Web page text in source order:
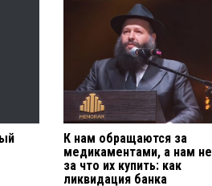
К нам обращаются за
медикаментами, а нам не
за что их купить: как
ликвидация банка